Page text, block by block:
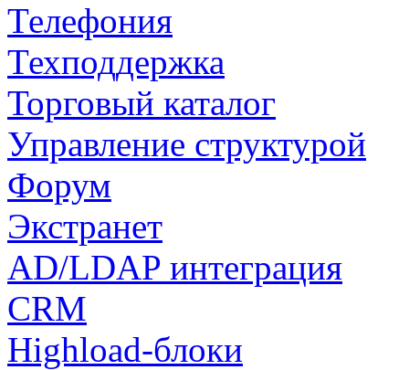
Телефония
Техподдержка
Торговый каталог
Управление структурой
Форум
Экстранет
AD/LDAP интеграция
CRM
Highload-блоки